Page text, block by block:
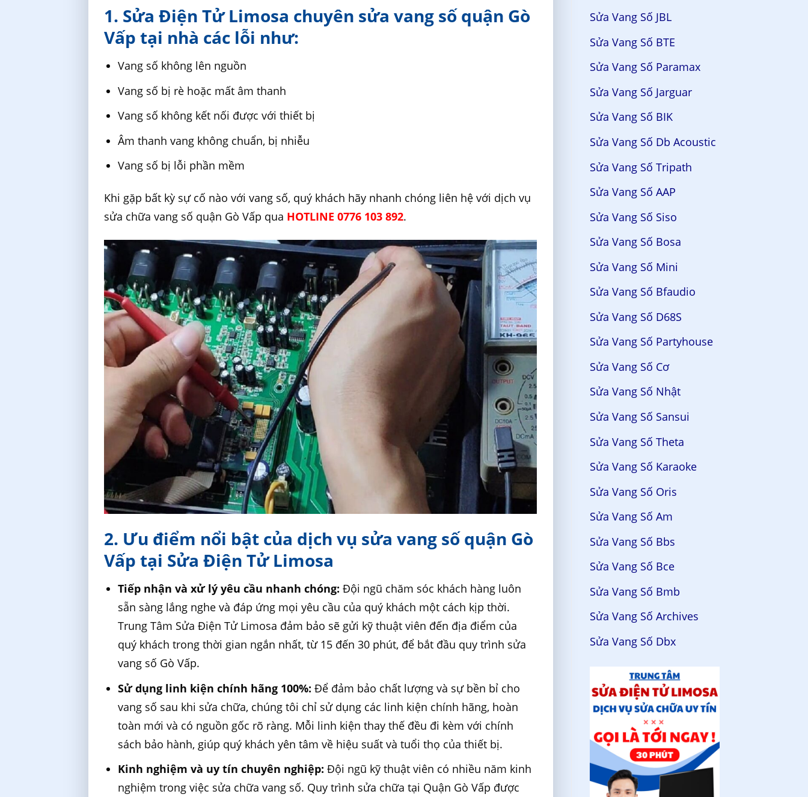
1. Sửa Điện Tử Limosa chuyên sửa vang số quận Gò
Vấp tại nhà các lỗi như:
Vang số không lên nguồn
Vang số bị rè hoặc mất âm thanh
Vang số không kết nối được với thiết bị
Âm thanh vang không chuẩn, bị nhiễu
Vang số bị lỗi phần mềm
Khi gặp bất kỳ sự cố nào với vang số, quý khách hãy nhanh chóng liên hệ với dịch vụ
sửa chữa vang số quận Gò Vấp qua HOTLINE 0776 103 892.
2. Ưu điểm nổi bật của dịch vụ sửa vang số quận Gò
Vấp tại Sửa Điện Tử Limosa
Tiếp nhận và xử lý yêu cầu nhanh chóng: Đội ngũ chăm sóc khách hàng luôn
sẵn sàng lắng nghe và đáp ứng mọi yêu cầu của quý khách một cách kịp thời.
Trung Tâm Sửa Điện Tử Limosa đảm bảo sẽ gửi kỹ thuật viên đến địa điểm của
quý khách trong thời gian ngắn nhất, từ 15 đến 30 phút, để bắt đầu quy trình sửa
vang số Gò Vấp.
Sử dụng linh kiện chính hãng 100%: Để đảm bảo chất lượng và sự bền bỉ cho
vang số sau khi sửa chữa, chúng tôi chỉ sử dụng các linh kiện chính hãng, hoàn
toàn mới và có nguồn gốc rõ ràng. Mỗi linh kiện thay thế đều đi kèm với chính
sách bảo hành, giúp quý khách yên tâm về hiệu suất và tuổi thọ của thiết bị.
Kinh nghiệm và uy tín chuyên nghiệp: Đội ngũ kỹ thuật viên có nhiều năm kinh
nghiệm trong việc sửa chữa vang số. Quy trình sửa chữa tại Quận Gò Vấp được
Sửa Vang Số JBL
Sửa Vang Số BTE
Sửa Vang Số Paramax
Sửa Vang Số Jarguar
Sửa Vang Số BIK
Sửa Vang Số Db Acoustic
Sửa Vang Số Tripath
Sửa Vang Số AAP
Sửa Vang Số Siso
Sửa Vang Số Bosa
Sửa Vang Số Mini
Sửa Vang Số Bfaudio
Sửa Vang Số D68S
Sửa Vang Số Partyhouse
Sửa Vang Số Cơ
Sửa Vang Số Nhật
Sửa Vang Số Sansui
Sửa Vang Số Theta
Sửa Vang Số Karaoke
Sửa Vang Số Oris
Sửa Vang Số Am
Sửa Vang Số Bbs
Sửa Vang Số Bce
Sửa Vang Số Bmb
Sửa Vang Số Archives
Sửa Vang Số Dbx